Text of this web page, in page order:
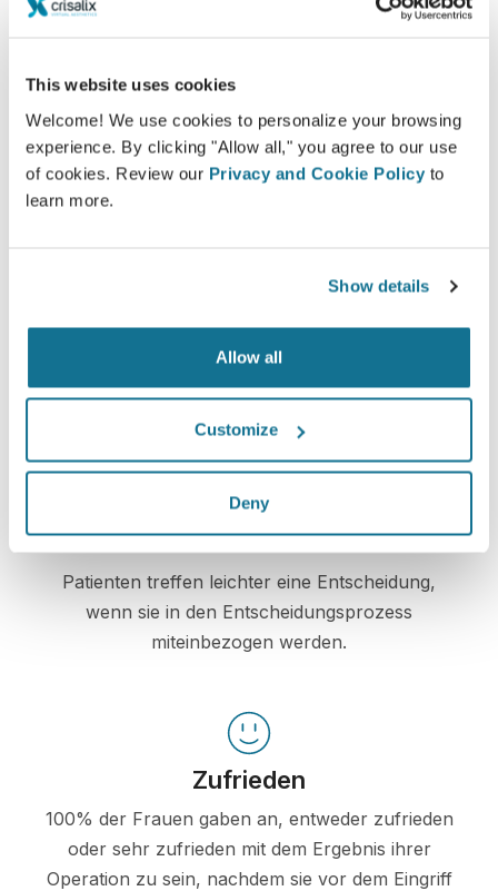
This website uses cookies
Welcome! We use cookies to personalize your browsing
experience. By clicking "Allow all," you agree to our use
of cookies. Review our Privacy and Cookie Policy to
learn more.
Show details
Allow all
Customize
Deny
verbessert. Die vernetzte Plattform stärkt die
Beziehung zwischen Patienten und ihren Ärzten.
vor Augen geführt werden.
Zuversichtlich
Patienten treffen leichter eine Entscheidung,
wenn sie in den Entscheidungsprozess
miteinbezogen werden.
Zufrieden
100% der Frauen gaben an, entweder zufrieden
oder sehr zufrieden mit dem Ergebnis ihrer
Operation zu sein, nachdem sie vor dem Eingriff